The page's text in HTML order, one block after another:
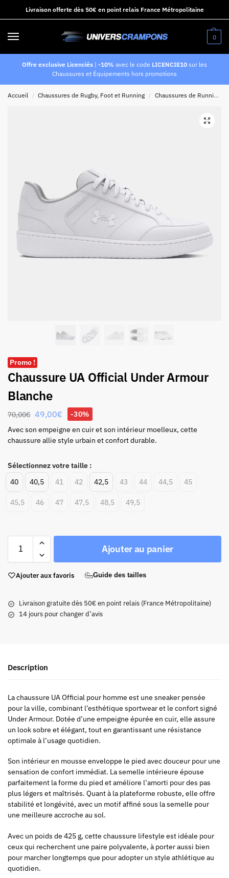
Livraison offerte dès 50€ en point relais France Métropolitaine
0
Offre exclusive Licenciés | -10% avec le code LICENCIE10 sur les
Chaussures et Équipements hors promotions
Accueil / Chaussures de Rugby, Foot et Running / Chaussures de Running
Promo !
Chaussure UA Official Under Armour
Blanche
70,00€ 49,00€
-30%
Avec son empeigne en cuir et son intérieur moelleux, cette
chaussure allie style urbain et confort durable.
Sélectionnez votre taille :
40
40,5 41 42 42,5 43 44 44,5 45
45,5 46 47 47,5 48,5 49,5
Ajouter au panier
Ajouter aux favoris Guide des tailles
Livraison gratuite dès 50€ en point relais (France Métropolitaine)
14 jours pour changer d’avis
Description
La chaussure UA Official pour homme est une sneaker pensée
pour la ville, combinant l’esthétique sportwear et le confort signé
Under Armour. Dotée d’une empeigne épurée en cuir, elle assure
un look sobre et élégant, tout en garantissant une résistance
optimale à l’usage quotidien.
Son intérieur en mousse enveloppe le pied avec douceur pour une
sensation de confort immédiat. La semelle intérieure épouse
parfaitement la forme du pied et améliore l’amorti pour des pas
plus légers et maîtrisés. Quant à la plateforme robuste, elle offre
stabilité et longévité, avec un motif affiné sous la semelle pour
une meilleure accroche au sol.
Avec un poids de 425 g, cette chaussure lifestyle est idéale pour
ceux qui recherchent une paire polyvalente, à porter aussi bien
pour marcher longtemps que pour adopter un style athlétique au
quotidien.